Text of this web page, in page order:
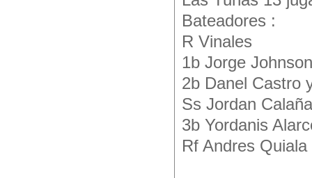
Bateadores :
R Vinales
1b Jorge Johnson
2b Danel Castro
Ss Jordan Calaña
3b Yordanis
Rf Andres Quiala